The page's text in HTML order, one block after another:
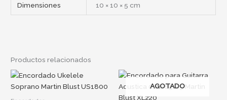
Dimensiones 10 × 10 × 5 cm
Productos relacionados
AGOTADO